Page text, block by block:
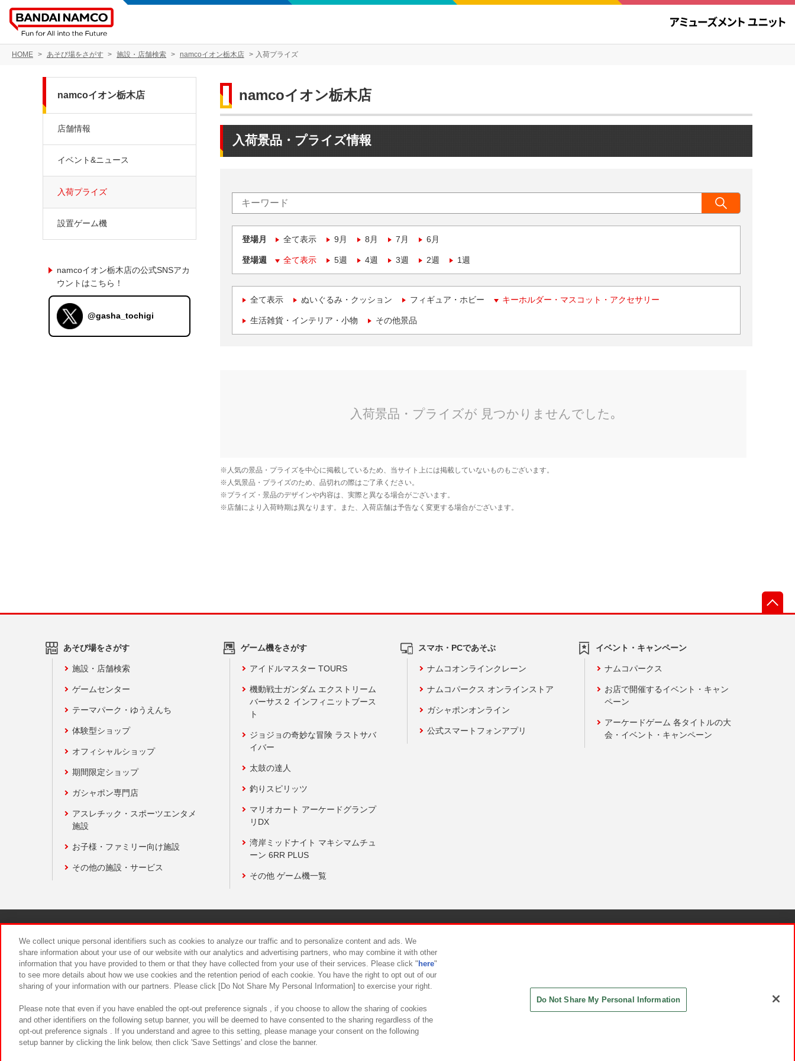
HOME あそび場をさがす 施設・店舗検索 namcoイオン栃木店 入荷プライズ
namcoイオン栃木店
入荷景品・プライズ情報
登場月 全て表示 9月 8月 7月 6月
登場週 全て表示 5週 4週 3週 2週 1週
全て表示 ぬいぐるみ・クッション フィギュア・ホビー キーホルダー・マスコット・アクセサリー
生活雑貨・インテリア・小物 その他景品
namcoイオン栃木店
店舗情報
イベント&ニュース
入荷プライズ
設置ゲーム機
namcoイオン栃木店の公式SNSアカ
ウントはこちら！
@gasha_tochigi
あそび場をさがす
施設・店舗検索
ゲームセンター
テーマパーク・ゆうえんち
体験型ショップ
オフィシャルショップ
期間限定ショップ
ガシャポン専門店
アスレチック・スポーツエンタメ
施設
お子様・ファミリー向け施設
その他の施設・サービス
ゲーム機をさがす
アイドルマスター TOURS
機動戦士ガンダム エクストリーム
バーサス２ インフィニットブース
ト
ジョジョの奇妙な冒険 ラストサバ
イバー
太鼓の達人
釣りスピリッツ
マリオカート アーケードグランプ
リDX
湾岸ミッドナイト マキシマムチュ
ーン 6RR PLUS
その他 ゲーム機一覧
スマホ・PCであそぶ
ナムコオンラインクレーン
ナムコパークス オンラインストア
ガシャポンオンライン
公式スマートフォンアプリ
イベント・キャンペーン
ナムコパークス
お店で開催するイベント・キャン
ペーン
アーケードゲーム 各タイトルの大
会・イベント・キャンペーン
食品のご提供について カスタマーハラスメント対応方針
We collect unique personal identifiers such as cookies to analyze our traffic and to personalize content and ads. We
share information about your use of our website with our analytics and advertising partners, who may combine it with other
information that you have provided to them or that they have collected from your use of their services. Please click " here"
to see more details about how we use cookies and the retention period of each cookie. You have the right to opt out of our
sharing of your information with our partners. Please click [Do Not Share My Personal Information] to exercise your right.
Please note that even if you have enabled the opt-out preference signals , if you choose to allow the sharing of cookies
and other identifiers on the following setup banner, you will be deemed to have consented to the sharing regardless of the
opt-out preference signals . If you understand and agree to this setting, please manage your consent on the following
setup banner by clicking the link below, then click 'Save Settings' and close the banner.
Do Not Share My Personal Information